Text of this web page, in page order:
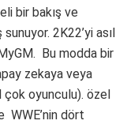
bir bakış ve
2K22’yi asıl
Bu modda bir
zekaya veya
çok oyunculu). özel
WWE’nin dört